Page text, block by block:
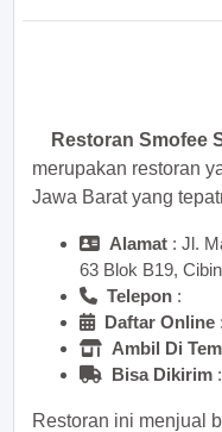
Restoran Smofee
merupakan restoran
Jawa Barat yang
Alamat : Jl.
63 Blok B19,
Telepon :
Daftar Online
Ambil Di
Bisa Dikirim
Restoran ini menjual